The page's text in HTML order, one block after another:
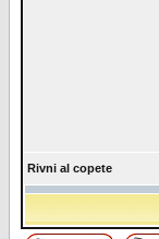
Rivni al copete